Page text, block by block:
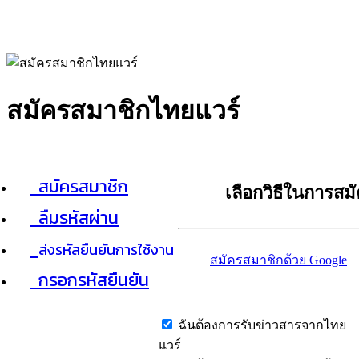
สมัครสมาชิกไทยแวร์
สมัครสมาชิก
ลืมรหัสผ่าน
ส่งรหัสยืนยันการใช้งาน
กรอกรหัสยืนยัน
เลือกวิธีในการส
สมัครสมาชิกด้วย Google
ฉันต้องการรับข่าวสารจากไทย
แวร์